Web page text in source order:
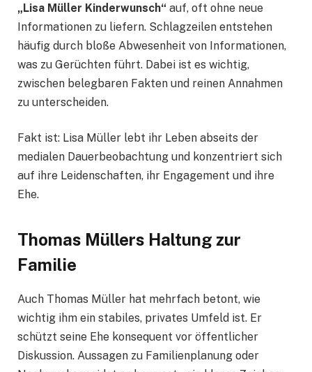
„Lisa Müller Kinderwunsch“ auf, oft ohne neue
Informationen zu liefern. Schlagzeilen entstehen
häufig durch bloße Abwesenheit von Informationen,
was zu Gerüchten führt. Dabei ist es wichtig,
zwischen belegbaren Fakten und reinen Annahmen
zu unterscheiden.
Fakt ist: Lisa Müller lebt ihr Leben abseits der
medialen Dauerbeobachtung und konzentriert sich
auf ihre Leidenschaften, ihr Engagement und ihre
Ehe.
Thomas Müllers Haltung zur
Familie
Auch Thomas Müller hat mehrfach betont, wie
wichtig ihm ein stabiles, privates Umfeld ist. Er
schützt seine Ehe konsequent vor öffentlicher
Diskussion. Aussagen zu Familienplanung oder